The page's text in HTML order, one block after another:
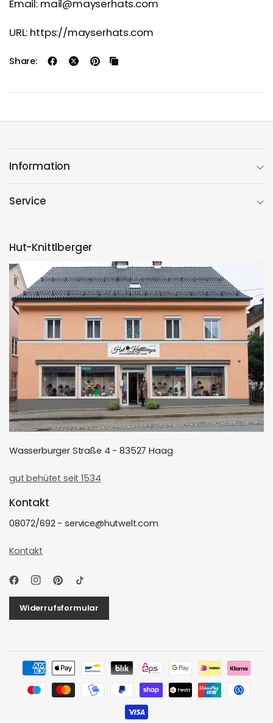
Email: mail@mayserhats.com
URL: https://mayserhats.com
Share:
Information
Service
Hut-Knittlberger
Wasserburger Straße 4 - 83527 Haag
gut behütet seit 1534
Kontakt
08072/692 - service@hutwelt.com
Kontakt
Widerrufsformular